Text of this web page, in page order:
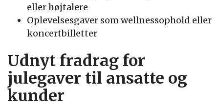
eller højtalere
Oplevelsesgaver som wellnessophold eller
koncertbilletter
Udnyt fradrag for
julegaver til ansatte og
kunder